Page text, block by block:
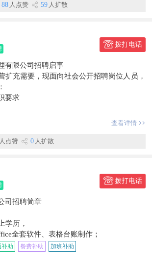
88 人点赞 59 人扩散
拨打电话
有限公司招聘启事
扩充需要，现面向社会公开招聘岗位人员，
要求
以上洗煤厂或同类工矿企业设备维修实操
突发故障，服从厂区排班调度，吃苦耐劳。
程，会使用化验仪器，工作细心严谨，数据
心强。
过磅相关从业经验；
精通Excel表格录入、数据统计整理；
，严格依规登记过磅数据，杜绝弄虚作假。
岁以下，身体健康，无不良嗜好、无违法前
查看详情
人点赞 0 人扩散
拨打电话
司招聘简章
学历，
全套软件、表格台账制作；
思缜密保密意识强，擅长资料分类整合与标
补助 餐费补助 加班补助